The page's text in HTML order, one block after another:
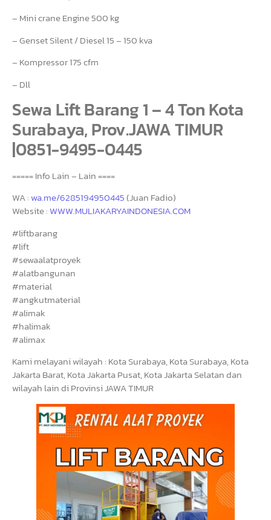
– Mini crane Engine 500 kg
– Genset Silent / Diesel 15 – 150 kva
– Kompressor 175 cfm
– Dll
Sewa Lift Barang 1 – 4 Ton Kota
Surabaya, Prov.JAWA TIMUR
|0851-9495-0445
===== Info Lain – Lain ====
WA : wa.me/6285194950445(Juan Fadio)
Website : WWW.MULIAKARYAINDONESIA.COM
#liftbarang
#lift
#sewaalatproyek
#alatbangunan
#material
#angkutmaterial
#alimak
#halimak
#alimax
Kami melayani wilayah : Kota Surabaya, Kota Surabaya, Kota
Jakarta Barat, Kota Jakarta Pusat, Kota Jakarta Selatan dan
wilayah lain di Provinsi JAWA TIMUR